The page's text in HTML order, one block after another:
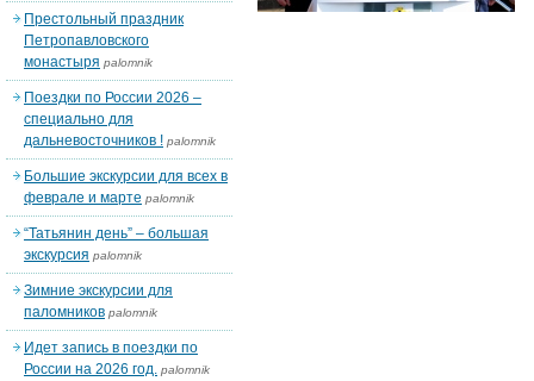
Престольный праздник
Петропавловского
монастыря palomnik
Поездки по России 2026 –
специально для
дальневосточников ! palomnik
Большие экскурсии для всех в
феврале и марте palomnik
“Татьянин день” – большая
экскурсия palomnik
Зимние экскурсии для
паломников palomnik
Идет запись в поездки по
России на 2026 год. palomnik